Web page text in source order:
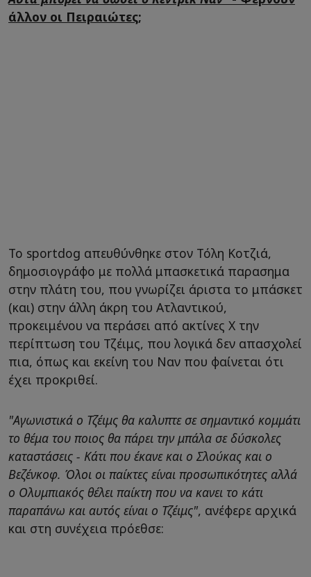
άλλον οι Πειραιώτες;
Το sportdog απευθύνθηκε στον Τόλη Κοτζιά,
δημοσιογράφο με πολλά μπασκετικά παρασημα
στην πλάτη του, που γνωρίζει άριστα το μπάσκετ
(και) στην άλλη άκρη του Ατλαντικού,
προκειμένου να περάσει από ακτίνες Χ την
περίπτωση του Τζέιμς, που λογικά δεν απασχολεί
πια, όπως και εκείνη του Ναν που φαίνεται ότι
έχει προκριθεί.
"Αγωνιστικά ο Τζέιμς θα καλυπτε σε σημαντικό κομμάτι
το θέμα του ποιος θα πάρει την μπάλα σε δύσκολες
καταστάσεις - Κάτι που έκανε και ο Σλούκας και ο
Βεζένκοφ. Όλοι οι παίκτες είναι προσωπικότητες αλλά
ο Ολυμπιακός θέλει παίκτη που να κανει το κάτι
παραπάνω και αυτός είναι ο Τζέιμς", ανέφερε αρχικά
και στη συνέχεια πρόεθσε: